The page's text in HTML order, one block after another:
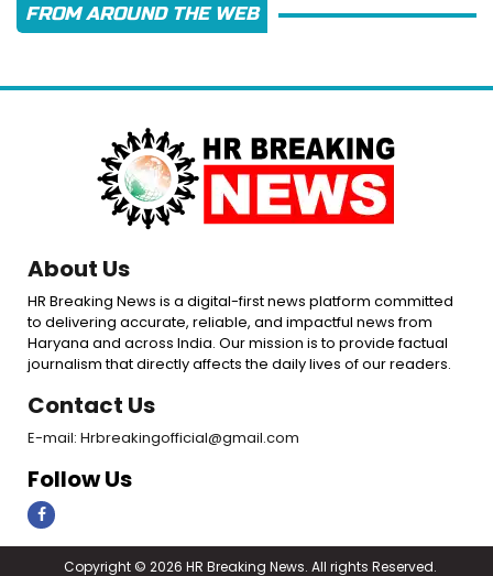
FROM AROUND THE WEB
About Us
HR Breaking News is a digital-first news platform committed
to delivering accurate, reliable, and impactful news from
Haryana and across India. Our mission is to provide factual
journalism that directly affects the daily lives of our readers.
Contact Us
E-mail: Hrbreakingofficial@gmail.com
Follow Us
Copyright © 2026 HR Breaking News. All rights Reserved.